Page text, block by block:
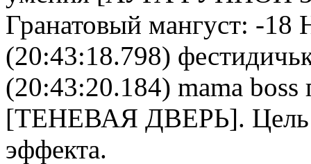
Гранатовый мангуст: -18
(20:43:18.798)
(20:43:20.184) mama boss
[ТЕНЕВАЯ ДВЕРЬ].
эффекта.